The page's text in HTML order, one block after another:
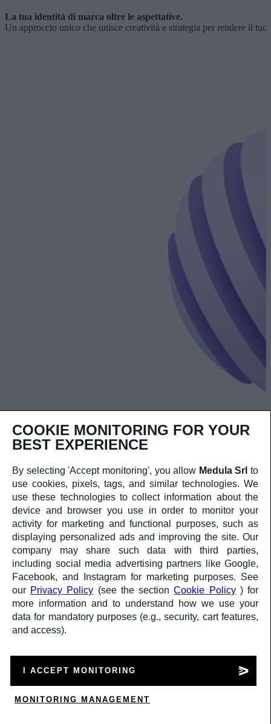
La tua identità di marca oltre le aspettative.
Un approccio unico che unisce creatività e strategia per rendere il
GESTIONE DEI PROGETTI
Esperienza al tuo servizio.
I nostri project manager esperti e collaudati garantiscono che i
puntuale.
COOKIE MONITORING FOR YOUR
BEST EXPERIENCE
By selecting 'Accept monitoring', you allow Medula Srl to
use cookies, pixels, tags, and similar technologies. We
use these technologies to collect information about the
device and browser you use in order to monitor your
activity for marketing and functional purposes, such as
displaying personalized ads and improving the site. Our
company may share such data with third parties,
including social media advertising partners like Google,
Facebook, and Instagram for marketing purposes. See
our Privacy Policy (see the section Cookie Policy ) for
more information and to understand how we use your
data for mandatory purposes (e.g., security, cart features,
and access).
I ACCEPT MONITORING
MONITORING MANAGEMENT